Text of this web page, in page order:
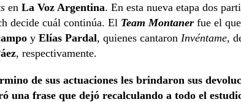
en La Voz Argentina. En esta nueva etapa dos
decide cuál continúa. El Team Montaner fue el
y Elías Pardal, quienes cantaron Invéntame,
, respectivamente.
de sus actuaciones les brindaron sus
una frase que dejó recalculando a todo el